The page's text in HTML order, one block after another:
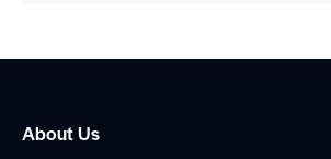
About Us